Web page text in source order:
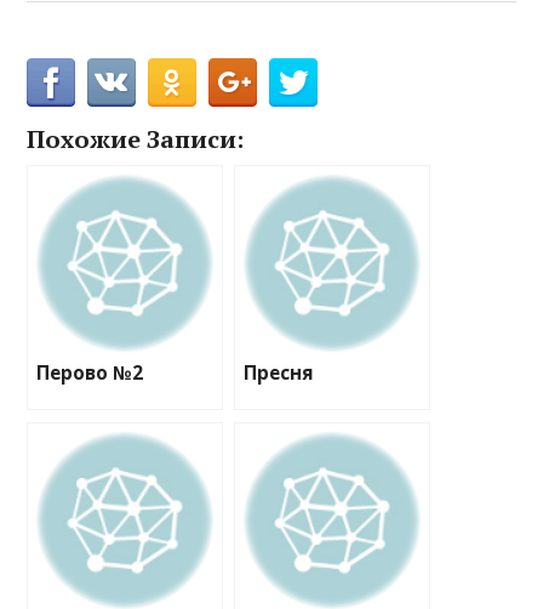
Похожие Записи:
Перово №2 Пресня